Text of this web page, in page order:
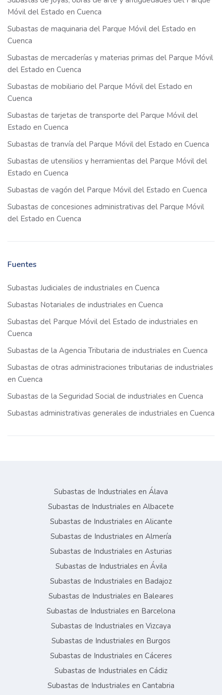
Móvil del Estado en Cuenca
Subastas de maquinaria del Parque Móvil del Estado en
Cuenca
Subastas de mercaderías y materias primas del Parque Móvil
del Estado en Cuenca
Subastas de mobiliario del Parque Móvil del Estado en
Cuenca
Subastas de tarjetas de transporte del Parque Móvil del
Estado en Cuenca
Subastas de tranvía del Parque Móvil del Estado en Cuenca
Subastas de utensilios y herramientas del Parque Móvil del
Estado en Cuenca
Subastas de vagón del Parque Móvil del Estado en Cuenca
Subastas de concesiones administrativas del Parque Móvil
del Estado en Cuenca
Fuentes
Subastas Judiciales de industriales en Cuenca
Subastas Notariales de industriales en Cuenca
Subastas del Parque Móvil del Estado de industriales en
Cuenca
Subastas de la Agencia Tributaria de industriales en Cuenca
Subastas de otras administraciones tributarias de industriales
en Cuenca
Subastas de la Seguridad Social de industriales en Cuenca
Subastas administrativas generales de industriales en Cuenca
Subastas de Industriales en Álava
Subastas de Industriales en Albacete
Subastas de Industriales en Alicante
Subastas de Industriales en Almería
Subastas de Industriales en Asturias
Subastas de Industriales en Ávila
Subastas de Industriales en Badajoz
Subastas de Industriales en Baleares
Subastas de Industriales en Barcelona
Subastas de Industriales en Vizcaya
Subastas de Industriales en Burgos
Subastas de Industriales en Cáceres
Subastas de Industriales en Cádiz
Subastas de Industriales en Cantabria